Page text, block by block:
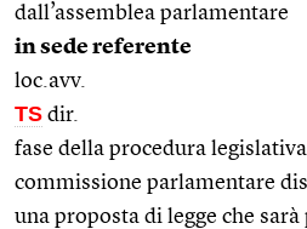
dall’assemblea parlamentare
in sede referente
loc.avv.
TS dir.
fase della procedura
commissione parlamentare
una proposta di legge che